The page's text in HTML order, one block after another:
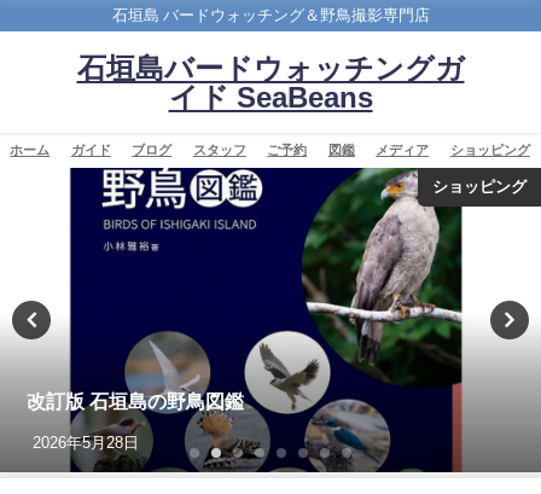
石垣島 バードウォッチング＆野鳥撮影専門店
石垣島バードウォッチングガ
イド SeaBeans
ホーム ガイド ブログ スタッフ ご予約 図鑑 メディア ショッピング
ショッピング
図鑑
沖縄タイムス3月
目 ノドアカツグ
2026年3月25日